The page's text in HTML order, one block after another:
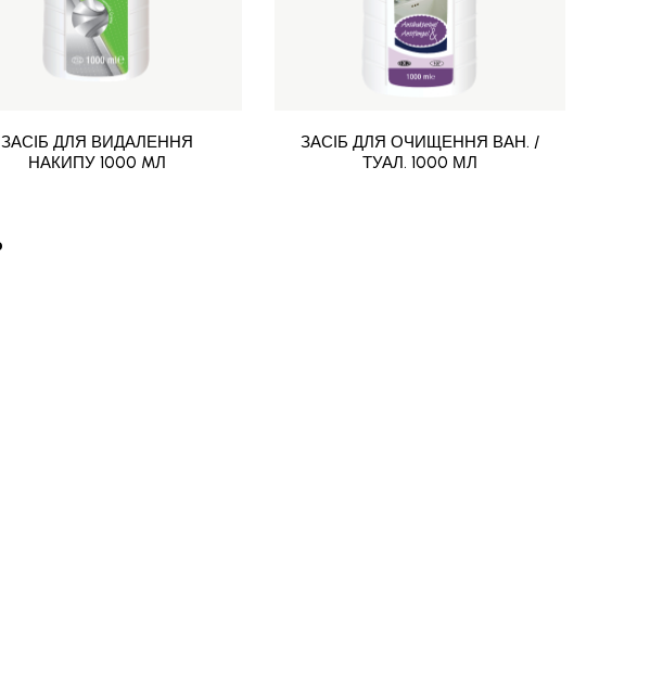
ЗАСІБ ДЛЯ ВИДАЛЕННЯ
НАКИПУ 1000 MЛ
ЗАСІБ ДЛЯ ОЧИЩЕННЯ ВАН. /
ТУАЛ. 1000 МЛ